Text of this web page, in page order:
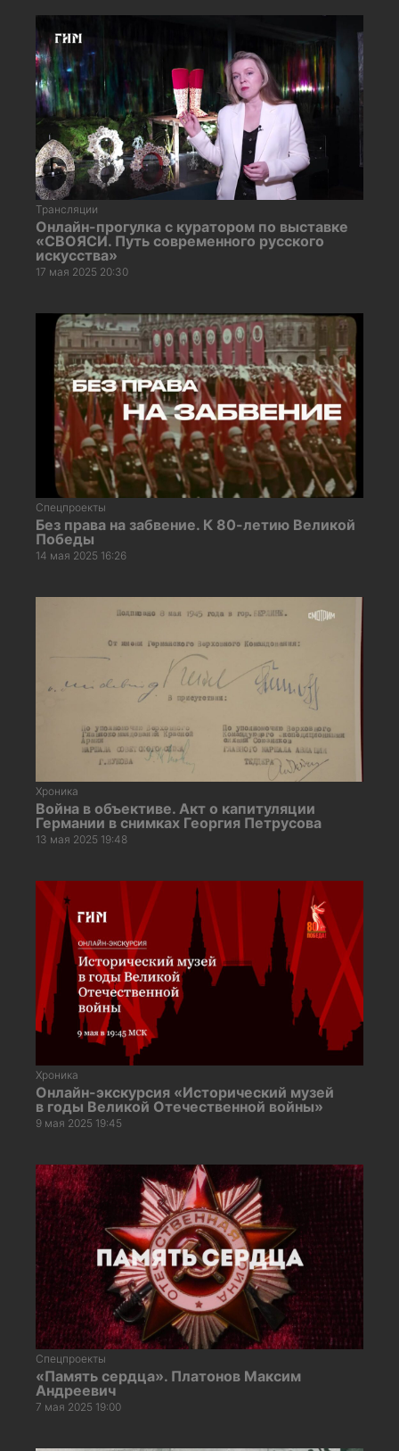
Трансляции
Онлайн-прогулка с куратором по выставке
«СВОЯСИ. Путь современного русского
искусства»
17 мая 2025 20:30
Спецпроекты
Без права на забвение. К 80-летию Великой
Победы
14 мая 2025 16:26
Хроника
Война в объективе. Акт о капитуляции
Германии в снимках Георгия Петрусова
13 мая 2025 19:48
Хроника
Онлайн-экскурсия «Исторический музей
в годы Великой Отечественной войны»
9 мая 2025 19:45
Спецпроекты
«Память сердца». Платонов Максим
Андреевич
7 мая 2025 19:00